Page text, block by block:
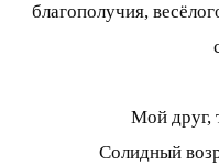
благополучия,
Мой друг,
Солидный